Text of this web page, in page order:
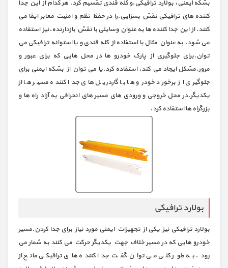
بشکه ایمنی، بولارد ترافیکی.و کله قندی تقسیم کرد. هر کدام از این جدا
کننده های ترافیکی نقش بسزایی.را در حفظ نظم و امنیت معابر ایفا می
کنند. از این جدا کننده ها به عنوان وسایلی با نقش بازدارنده.نیز استفاده
می شود. به عنوان مثال با استفاده از کله قندی و یا استوانه ترافیکی می
توان.برای جلوگیری از پارک خودرو ها در محل هایی که برای عبور و
مرور.مشکل ایجاد می کند، استفاده کرد.یا می توان از بشکه ایمنی برای
جلوگیری از برخورد خودرو ها با گاردریل های جدا کننده مسیر ها از
یکدیگر.در محل خروجی و ورودی های مسیر های انحرافی به آزاد راه ها و
بزرگراه ها استفاده کرد.
بولارد ترافیکی
بولارد ترافیکی نیز یکی از تجهیزات ایمنی مورد نیاز برای جدا کردن.مسیر
خودرو هایی که در مسیر خلاف جهت یکدیگر حرکت می کنند به شمار می
رود. به طور کلی می توان گفت جدا کننده های ترافیکی مانع از